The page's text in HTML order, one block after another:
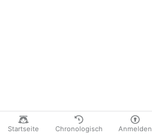
Startseite Chronologisch Anmelden